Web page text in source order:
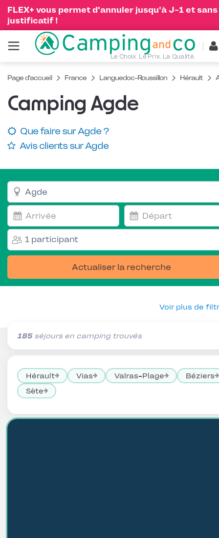
FLEX+ vous permet d'annuler jusqu'à J-1 et sans
justificatif !
Le Choix. Le Prix. La Qualité.
Page d'accueil France Languedoc-Roussillon Hérault
Camping Agde
Que faire sur Agde ?
Avis clients sur Agde
1 participant
Actualiser la recherche
Voir plus de
185séjours en camping trouvés
Hérault Vias Valras-Plage
Béziers
Sète